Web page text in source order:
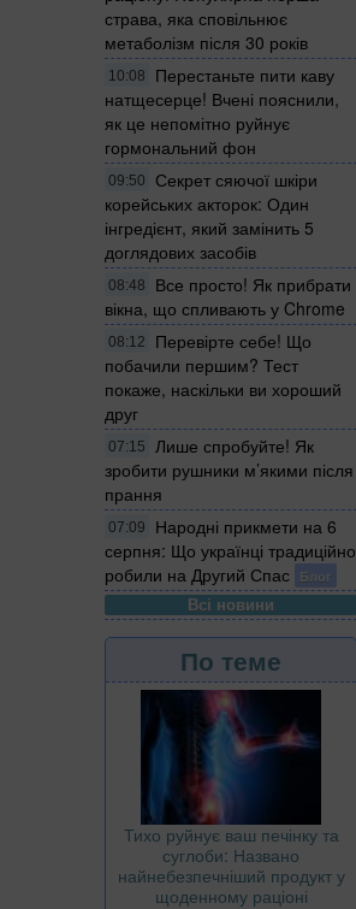
страва, яка сповільнює
метаболізм після 30 років
10:08
Перестаньте пити каву
натщесерце! Вчені пояснили,
як це непомітно руйнує
гормональний фон
09:50
Секрет сяючої шкіри
корейських акторок: Один
інгредієнт, який замінить 5
доглядових засобів
08:48
Все просто! Як прибрати
вікна, що спливають у Chrome
08:12
Перевірте себе! Що
побачили першим? Тест
покаже, наскільки ви хороший
друг
07:15
Лише спробуйте! Як
зробити рушники м’якими після
прання
07:09
Народні прикмети на 6
серпня: Що українці традиційно
робили на Другий Спас Блог
Всі новини
По теме
Тихо руйнує ваш печінку та
суглоби: Названо
найнебезпечніший продукт у
щоденному раціоні